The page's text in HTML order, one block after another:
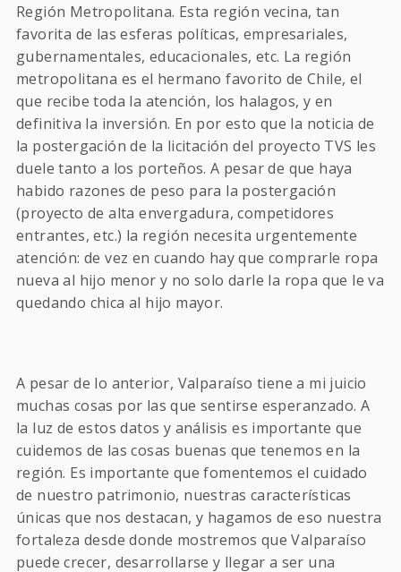
Región Metropolitana. Esta región vecina, tan
favorita de las esferas políticas, empresariales,
gubernamentales, educacionales, etc. La región
metropolitana es el hermano favorito de Chile, el
que recibe toda la atención, los halagos, y en
definitiva la inversión. En por esto que la noticia de
la postergación de la licitación del proyecto TVS les
duele tanto a los porteños. A pesar de que haya
habido razones de peso para la postergación
(proyecto de alta envergadura, competidores
entrantes, etc.) la región necesita urgentemente
atención: de vez en cuando hay que comprarle ropa
nueva al hijo menor y no solo darle la ropa que le va
quedando chica al hijo mayor.
A pesar de lo anterior, Valparaíso tiene a mi juicio
muchas cosas por las que sentirse esperanzado. A
la luz de estos datos y análisis es importante que
cuidemos de las cosas buenas que tenemos en la
región. Es importante que fomentemos el cuidado
de nuestro patrimonio, nuestras características
únicas que nos destacan, y hagamos de eso nuestra
fortaleza desde donde mostremos que Valparaíso
puede crecer, desarrollarse y llegar a ser una